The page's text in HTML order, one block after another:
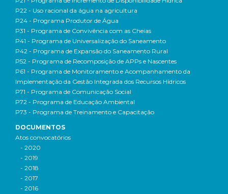
P22 - Uso racional da água na agricultura
P24 - Programa Produtor de Água
P31 - Programa de Convivência com as Cheias
P41 - Programa de Universalização do Saneamento
P42 - Programa de Expansão do Saneamento Rural
P52 - Programa de Recomposição de APPs e Nascentes
P61 - Programa de Monitoramento e Acompanhamento da
Implementação da Gestão Integrada dos Recursos Hídricos
P71 - Programa de Comunicação Social
P72 - Programa de Educação Ambiental
P73 - Programa de Treinamento e Capacitação
DOCUMENTOS
Atos convocatórios
- 2020
- 2019
- 2018
- 2017
- 2016